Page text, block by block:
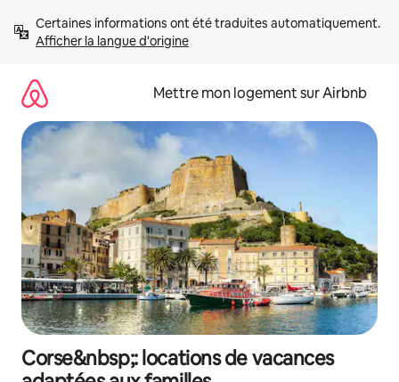
directement
Afficher la langue d'origine
Mettre mon logement sur Airbnb
Corse&nbsp;: locations de vacances